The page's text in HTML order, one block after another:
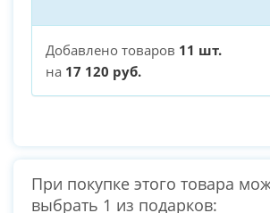
Добавлено товаров 11 шт.
на 17 120 руб.
При покупке этого товара
выбрать 1 из подарков: